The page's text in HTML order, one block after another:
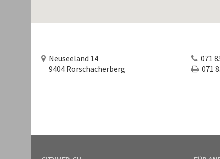
Neuseeland 14
9404 Rorschacherberg
071
071